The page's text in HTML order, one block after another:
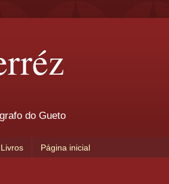
do Gueto
Livros Página inicial